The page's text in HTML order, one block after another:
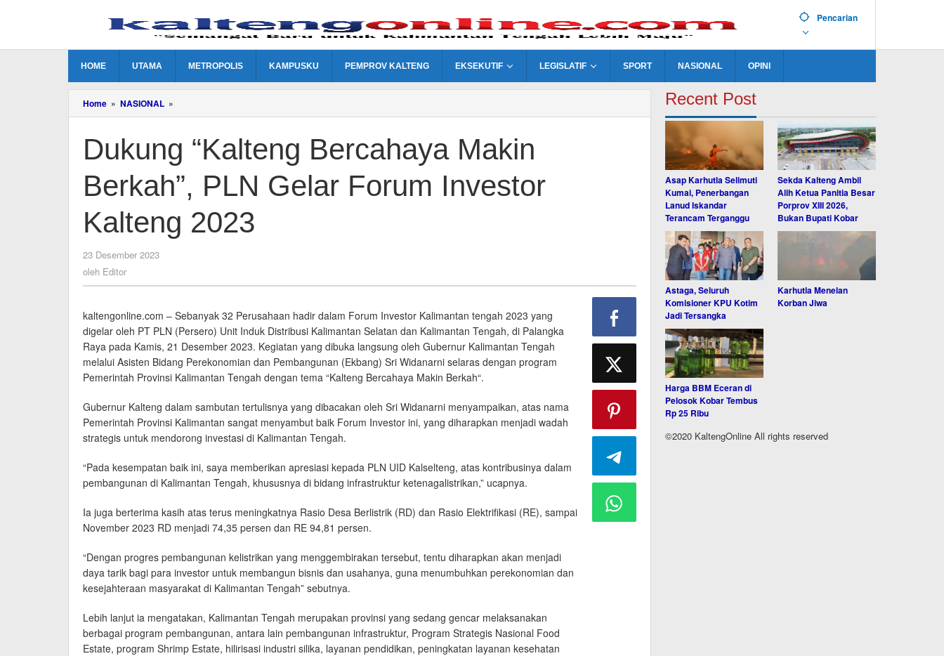
Pencarian
HOME UTAMA METROPOLIS KAMPUSKU PEMPROV KALTENG EKSEKUTIF LEGISLATIF SPORT NASIONAL OPINI
Home » NASIONAL »
"Kalteng
Makin
Berkah",
PLN
Gelar
Forum
Investor
Kalteng
2023
Dukung “Kalteng Bercahaya Makin
Berkah”, PLN Gelar Forum Investor
Kalteng 2023
23 Desember 2023
oleh Editor
kaltengonline.com – Sebanyak 32 Perusahaan hadir dalam Forum Investor Kalimantan tengah 2023 yang
digelar oleh PT PLN (Persero) Unit Induk Distribusi Kalimantan Selatan dan Kalimantan Tengah, di Palangka
Raya pada Kamis, 21 Desember 2023. Kegiatan yang dibuka langsung oleh Gubernur Kalimantan Tengah
melalui Asisten Bidang Perekonomian dan Pembangunan (Ekbang) Sri Widanarni selaras dengan program
Pemerintah Provinsi Kalimantan Tengah dengan tema “Kalteng Bercahaya Makin Berkah“.
Gubernur Kalteng dalam sambutan tertulisnya yang dibacakan oleh Sri Widanarni menyampaikan, atas nama
Pemerintah Provinsi Kalimantan sangat menyambut baik Forum Investor ini, yang diharapkan menjadi wadah
strategis untuk mendorong investasi di Kalimantan Tengah.
“Pada kesempatan baik ini, saya memberikan apresiasi kepada PLN UID Kalselteng, atas kontribusinya dalam
pembangunan di Kalimantan Tengah, khususnya di bidang infrastruktur ketenagalistrikan,” ucapnya.
Ia juga berterima kasih atas terus meningkatnya Rasio Desa Berlistrik (RD) dan Rasio Elektrifikasi (RE), sampai
November 2023 RD menjadi 74,35 persen dan RE 94,81 persen.
“Dengan progres pembangunan kelistrikan yang menggembirakan tersebut, tentu diharapkan akan menjadi
daya tarik bagi para investor untuk membangun bisnis dan usahanya, guna menumbuhkan perekonomian dan
kesejahteraan masyarakat di Kalimantan Tengah” sebutnya.
Lebih lanjut ia mengatakan, Kalimantan Tengah merupakan provinsi yang sedang gencar melaksanakan
berbagai program pembangunan, antara lain pembangunan infrastruktur, Program Strategis Nasional Food
Estate, program Shrimp Estate, hilirisasi industri silika, layanan pendidikan, peningkatan layanan kesehatan
Recent Post
Asap Karhutla Selimuti
Kumai, Penerbangan
Lanud Iskandar
Terancam Terganggu
Sekda Kalteng Ambil
Alih Ketua Panitia Besar
Porprov XIII 2026,
Bukan Bupati Kobar
Astaga, Seluruh
Komisioner KPU Kotim
Jadi Tersangka
Karhutla Menelan
Korban Jiwa
Harga BBM Eceran di
Pelosok Kobar Tembus
Rp 25 Ribu
©2020 KaltengOnline All rights reserved